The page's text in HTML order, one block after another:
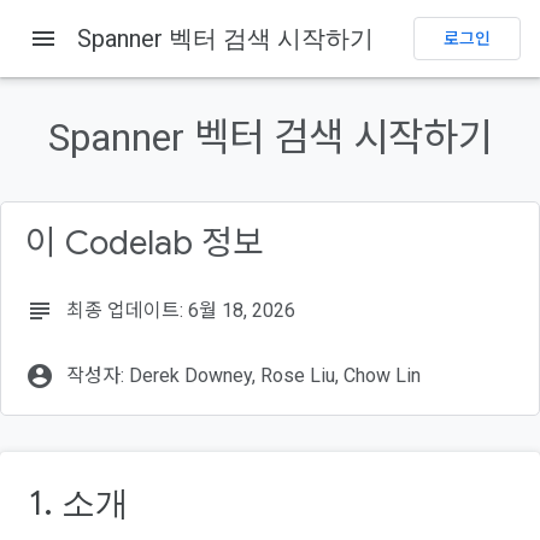
1. 소개
빌드할 항목
필요한 항목
2. 설정 및 요건
menu Spanner 벡터 검색 시작하기 로그인
Spanner 벡터 검색 시작하기
이 Codelab 정보
subject 최종 업데이트: 6월 18, 2026
account_circle 작성자: Derek Downey, Rose Liu, Chow Lin
1. 소개